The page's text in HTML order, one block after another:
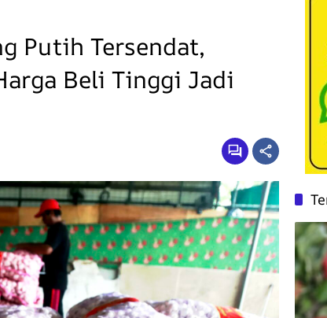
Putih Tersendat,
Beli Tinggi Jadi